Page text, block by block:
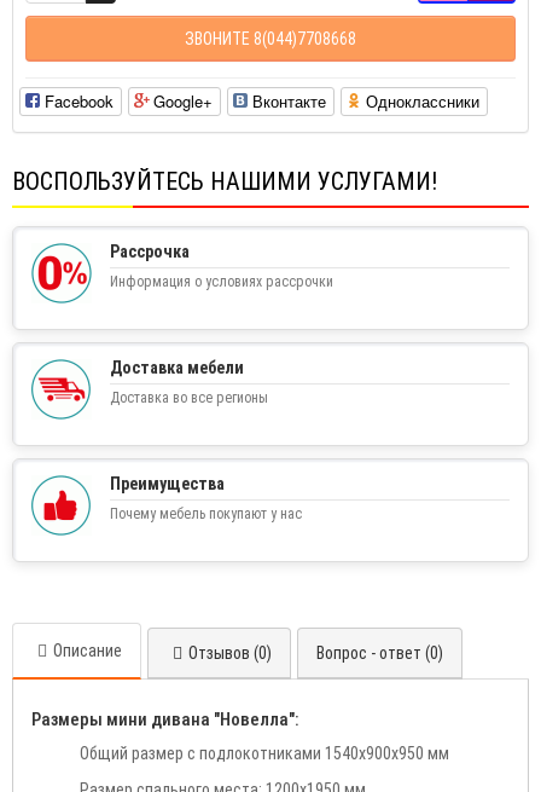
ЗВОНИТЕ 8(044)7708668
Facebook Google+ Вконтакте Одноклассники
ВОСПОЛЬЗУЙТЕСЬ НАШИМИ УСЛУГАМИ!
Рассрочка
Информация о условиях рассрочки
Доставка мебели
Доставка во все регионы
Преимущества
Почему мебель покупают у нас
Описание Отзывов (0) Вопрос - ответ (0)
Размеры мини дивана "Новелла":
Общий размер с подлокотниками 1540х900х950 мм